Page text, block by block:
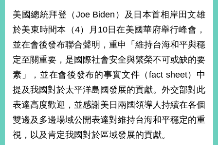
經
濟
不
落
國
台
海
平
護
照
美國總統拜登（Joe Biden）及日本首相岸田文雄
於美東時間本（4）月10日在美國華府舉行峰會，
並在會後發布聯合聲明，重申「維持台海和平與穩
定至關重要，是國際社會安全與繁榮不可或缺的要
素」，並在會後發布的事實文件（fact sheet）中
提及我國對於太平洋島國發展的貢獻。外交部對此
表達高度歡迎，並感謝美日兩國領導人持續在各個
雙邊及多邊場域公開表達對維持台海和平穩定的重
視，以及肯定我國對於區域發展的貢獻。